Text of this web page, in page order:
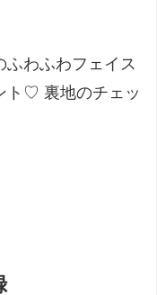
ふわふわフェイス
ト♡ 裏地のチェッ